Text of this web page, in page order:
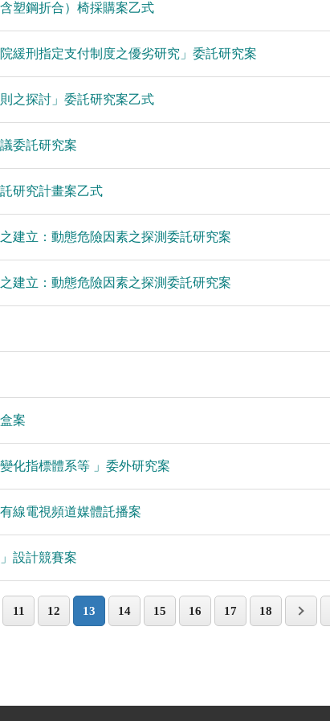
塑鋼折合）椅採購案乙式
緩刑指定支付制度之優劣研究」委託研究案
之探討」委託研究案乙式
委託研究案
研究計畫案乙式
建立：動態危險因素之探測委託研究案
建立：動態危險因素之探測委託研究案
案
化指標體系等 」委外研究案
線電視頻道媒體託播案
設計競賽案
11 12 13 14 15 16 17 18